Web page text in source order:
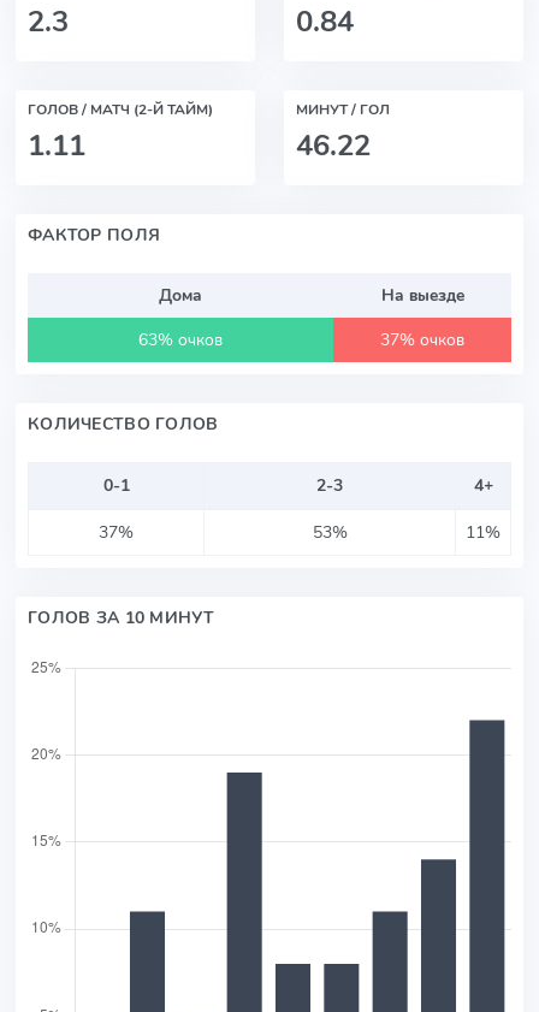
2.3 0.84
ГОЛОВ / МАТЧ (2-Й ТАЙМ)
1.11
МИНУТ / ГОЛ
46.22
ФАКТОР ПОЛЯ
Дома
На выезде
63% очков
37% очков
КОЛИЧЕСТВО ГОЛОВ
0-1 2-3
4+
37%
53% 11%
ГОЛОВ ЗА 10 МИНУТ